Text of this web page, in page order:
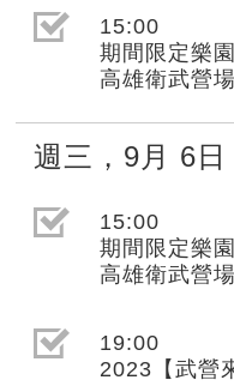
選取節目(未勾選)
15:00
期間限定樂
高雄衛武營場
週三 ， 9月 6日
選取節目(未勾選)
15:00
期間限定樂
高雄衛武營場
選取節目(未勾選)
19:00
2023【武營